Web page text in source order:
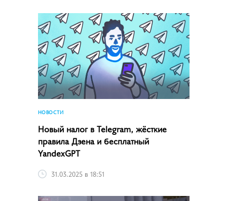
НОВОСТИ
Новый налог в Telegram, жёсткие
правила Дзена и бесплатный
YandexGPT
31.03.2025 в 18:51